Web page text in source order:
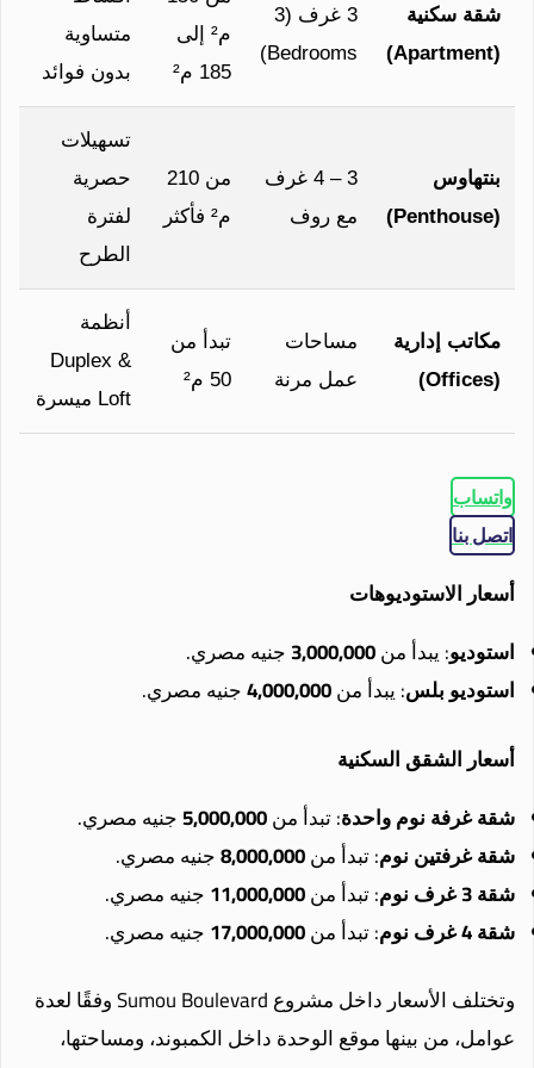
شقة سكنية
(Apartment)
3 غرف (3
Bedrooms)
م² إلى
185 م²
متساوية
بدون فوائد
بنتهاوس
(Penthouse)
3 – 4 غرف
مع روف
من 210
م² فأكثر
تسهيلات
حصرية
لفترة
الطرح
مكاتب إدارية
(Offices)
مساحات
عمل مرنة
تبدأ من
50 م²
أنظمة
Duplex &
Loft ميسرة
واتساب
اتصل بنا
أسعار الاستوديوهات
استوديو: يبدأ من3,000,000جنيه مصري.
استوديو بلس: يبدأ من4,000,000جنيه مصري.
أسعار الشقق السكنية
شقة غرفة نوم واحدة: تبدأ من5,000,000جنيه مصري.
شقة غرفتين نوم: تبدأ من8,000,000جنيه مصري.
شقة 3 غرف نوم
: تبدأ من11,000,000جنيه مصري.
شقة 4 غرف نوم
: تبدأ من17,000,000جنيه مصري.
وتختلف الأسعار داخل مشروع Sumou Boulevard وفقًا لعدة
عوامل، من بينها موقع الوحدة داخل الكمبوند، ومساحتها،